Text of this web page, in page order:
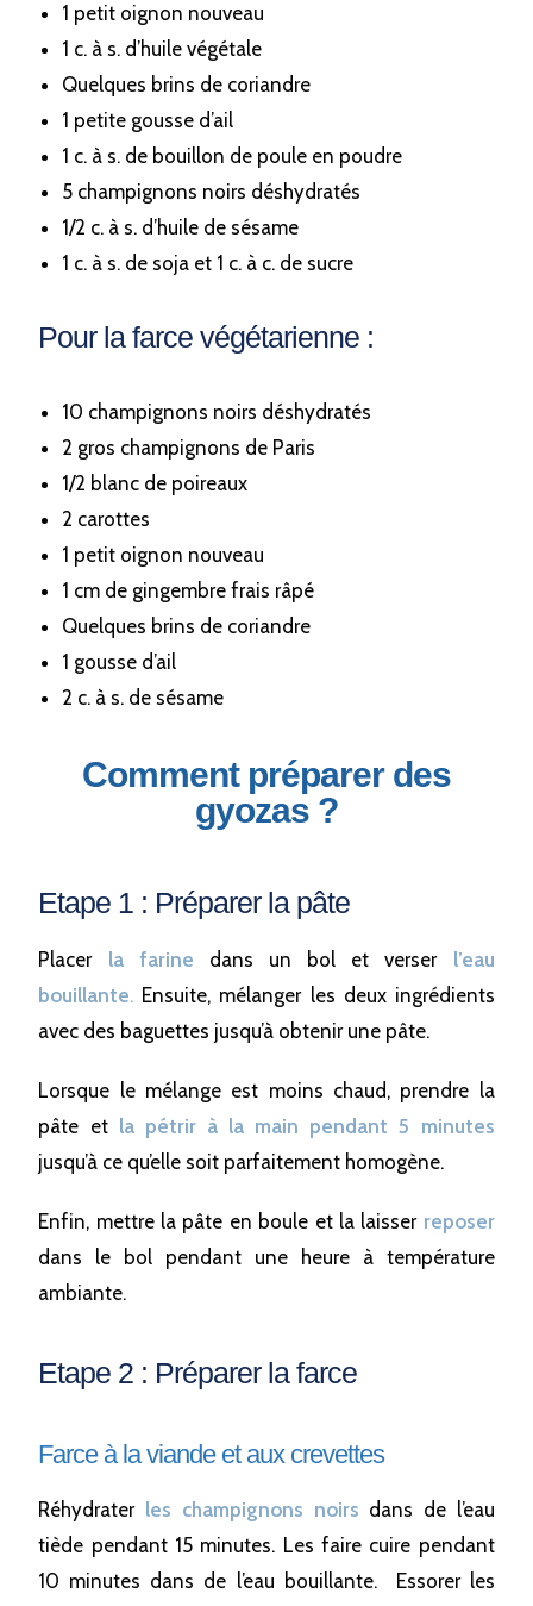
1 petit oignon nouveau
1 c. à s. d’huile végétale
Quelques brins de coriandre
1 petite gousse d’ail
1 c. à s. de bouillon de poule en poudre
5 champignons noirs déshydratés
1/2 c. à s. d’huile de sésame
1 c. à s. de soja et 1 c. à c. de sucre
Pour la farce végétarienne :
10 champignons noirs déshydratés
2 gros champignons de Paris
1/2 blanc de poireaux
2 carottes
1 petit oignon nouveau
1 cm de gingembre frais râpé
Quelques brins de coriandre
1 gousse d’ail
2 c. à s. de sésame
Comment préparer des
gyozas ?
Etape 1 : Préparer la pâte
Placerla farine dans un bol et verser l’eau
bouillante. Ensuite, mélanger les deux ingrédients
avec des baguettes jusqu’à obtenir une pâte.
Lorsque le mélange est moins chaud, prendre la
pâte et la pétrir à la main pendant 5 minutes
jusqu’à ce qu’elle soit parfaitement homogène.
Enfin, mettre la pâte en boule et la laisser reposer
dans le bol pendant une heure à température
ambiante.
Etape 2 : Préparer la farce
Farce à la viande et aux crevettes
Réhydraterles champignons noirs dans de l’eau
tiède pendant 15 minutes. Les faire cuire pendant
10 minutes dans de l’eau bouillante. Essorer les